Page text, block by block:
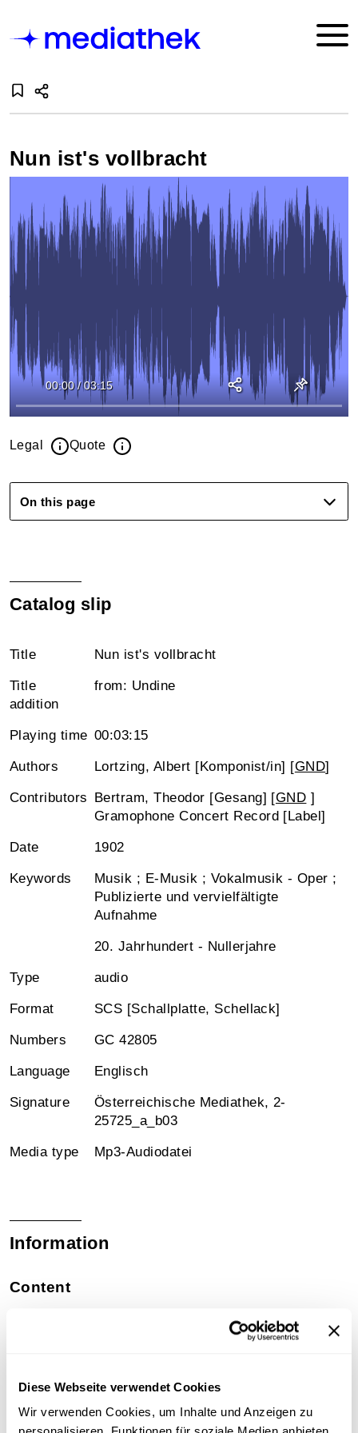
Diese Webseite verwendet Cookies
Wir verwenden Cookies, um Inhalte und Anzeigen zu
Nun ist's vollbracht
00:00 / 03:15
Legal Quote
On this page
Catalog slip
Title Nun ist's vollbracht
Title
addition
from: Undine
Playing time 00:03:15
Authors Lortzing, Albert [Komponist/in] [GND]
Contributors Bertram, Theodor [Gesang] [GND ]
Gramophone Concert Record [Label]
Date 1902
Keywords
Musik ; E-Musik ; Vokalmusik - Oper ;
Publizierte und vervielfältigte
Aufnahme
20. Jahrhundert - Nullerjahre
Type audio
Format SCS [Schallplatte, Schellack]
Numbers GC 42805
Language Englisch
Signature
Österreichische Mediathek, 2-
25725_a_b03
Media type Mp3-Audiodatei
Information
Content
Germany; d. 24 November 1907, Bayreuth,
and Mozart roles (he also played the part of Wotan at
the Court Opera during his career). Mahler knew
Theodor Bertram from his time in Hamburg, where